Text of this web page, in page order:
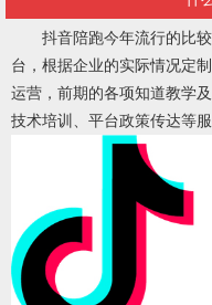
抖音陪跑今年流行的比
台，根据企业的实际情况定
运营，前期的各项知道教学
技术培训、平台政策传达等服